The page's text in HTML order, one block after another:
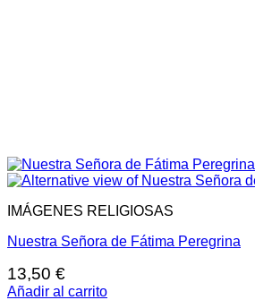
IMÁGENES RELIGIOSAS
Nuestra Señora de Fátima Peregrina
13,50 €
Añadir al carrito